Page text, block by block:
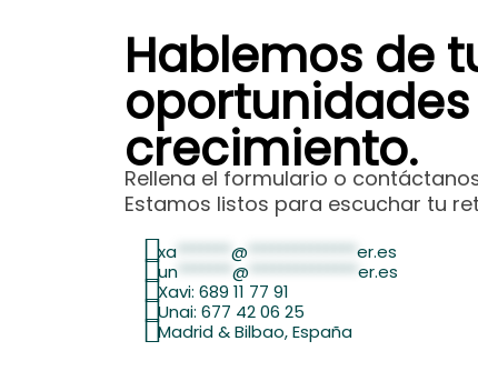
Hablemos de
crecimiento.
Rellena el formulario o
Estamos listos para escuchar tu
xa @
er.es
un*******@ **************er.es
Xavi: 689 11 77 91
Unai: 677 42 06 25
Madrid & Bilbao, España